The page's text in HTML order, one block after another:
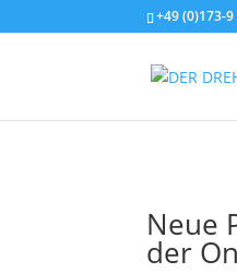
+49 (0)173-
Neue
der